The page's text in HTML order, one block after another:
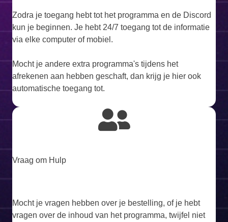
Zodra je toegang hebt tot het programma en de Discord
kun je beginnen. Je hebt 24/7 toegang tot de informatie
via elke computer of mobiel.
Mocht je andere extra programma's tijdens het
afrekenen aan hebben geschaft, dan krijg je hier ook
automatische toegang tot.
Vraag om Hulp
Mocht je vragen hebben over je bestelling, of je hebt
vragen over de inhoud van het programma, twijfel niet